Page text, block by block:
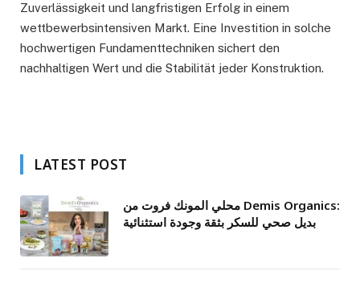
Zuverlässigkeit und langfristigen Erfolg in einem
wettbewerbsintensiven Markt. Eine Investition in solche
hochwertigen Fundamenttechniken sichert den
nachhaltigen Wert und die Stabilität jeder Konstruktion.
LATEST POST
محلي المونك فروت من Demis Organics:
بديل صحي للسكر بثقة وجودة استثنائية